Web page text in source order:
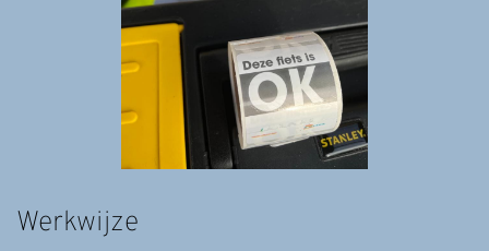
Werkwijze